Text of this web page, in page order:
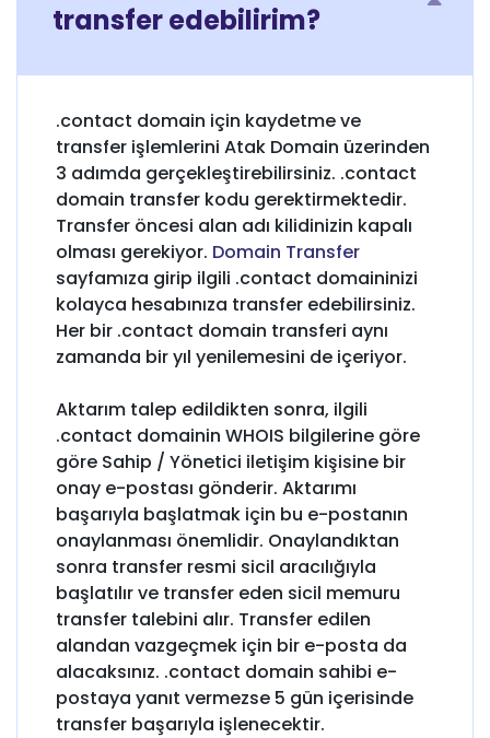
transfer edebilirim?
.contact domain için kaydetme ve
transfer işlemlerini Atak Domain üzerinden
3 adımda gerçekleştirebilirsiniz. .contact
domain transfer kodu gerektirmektedir.
Transfer öncesi alan adı kilidinizin kapalı
olması gerekiyor. Domain Transfer
sayfamıza girip ilgili .contact domaininizi
kolayca hesabınıza transfer edebilirsiniz.
Her bir .contact domain transferi aynı
zamanda bir yıl yenilemesini de içeriyor.
Aktarım talep edildikten sonra, ilgili
.contact domainin WHOIS bilgilerine göre
göre Sahip / Yönetici iletişim kişisine bir
onay e-postası gönderir. Aktarımı
başarıyla başlatmak için bu e-postanın
onaylanması önemlidir. Onaylandıktan
sonra transfer resmi sicil aracılığıyla
başlatılır ve transfer eden sicil memuru
transfer talebini alır. Transfer edilen
alandan vazgeçmek için bir e-posta da
alacaksınız. .contact domain sahibi e-
postaya yanıt vermezse 5 gün içerisinde
transfer başarıyla işlenecektir.